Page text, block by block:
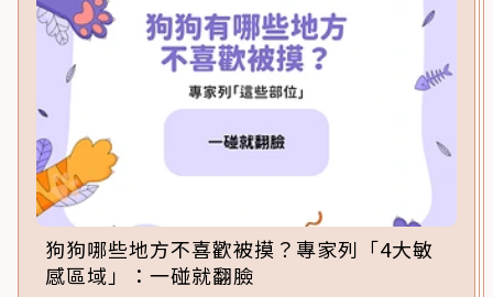
狗狗哪些地方不喜歡被摸？專家列「4大敏
感區域」：一碰就翻臉